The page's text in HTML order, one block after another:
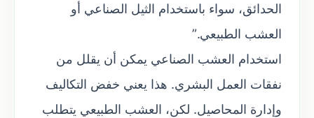
الحدائق، سواء باستخدام الثيل الصناعي أو
العشب الطبيعي.”
استخدام العشب الصناعي يمكن أن يقلل من
نفقات العمل البشري. هذا يعني خفض التكاليف
وإدارة المحاصيل. لكن، العشب الطبيعي يتطلب